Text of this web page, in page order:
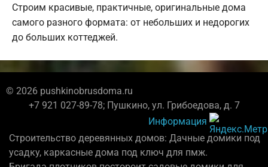
Строим красивые, практичные, оригинальные дома
самого разного формата: от небольших и недорогих
до больших коттеджей.
© 2026 pushkinobrusdoma.ru
+7 921 027-89-78; Пушкино, ул. Грибоедова, д. 7
Информация
Строительство деревянных домов: Дачные домики под
усадку, каркасные дома под ключ для пмж.